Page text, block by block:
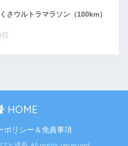
さウルトラマラソン（100km）
日
HOME
ポリシー＆免責事項